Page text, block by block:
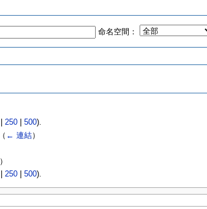
命名空間：
250| 500).
（ ← 連結）
250| 500).